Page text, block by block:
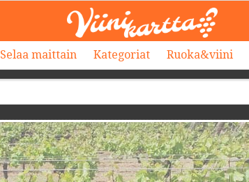
Selaa maittain Kategoriat Ruoka&viini